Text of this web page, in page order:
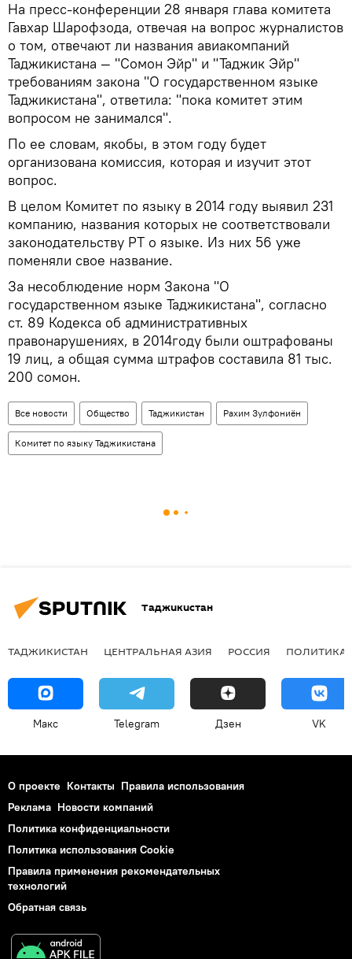
На пресс-конференции 28 января глава комитета
Гавхар Шарофзода, отвечая на вопрос журналистов
о том, отвечают ли названия авиакомпаний
Таджикистана — "Сомон Эйр" и "Таджик Эйр"
требованиям закона "О государственном языке
Таджикистана", ответила: "пока комитет этим
вопросом не занимался".
По ее словам, якобы, в этом году будет
организована комиссия, которая и изучит этот
вопрос.
В целом Комитет по языку в 2014 году выявил 231
компанию, названия которых не соответствовали
законодательству РТ о языке. Из них 56 уже
поменяли свое название.
За несоблюдение норм Закона "О
государственном языке Таджикистана", согласно
ст. 89 Кодекса об административных
правонарушениях, в 2014году были оштрафованы
19 лиц, а общая сумма штрафов составила 81 тыс.
200 сомон.
Все новости Общество Таджикистан Рахим Зулфониён
Комитет по языку Таджикистана
Таджикистан
ТАДЖИКИСТАН ЦЕНТРАЛЬНАЯ АЗИЯ РОССИЯ ПОЛИТИКА
Макс Telegram Дзен VK
О проекте Контакты Правила использования
Реклама Новости компаний
Политика конфиденциальности
Политика использования Cookie
Правила применения рекомендательных
технологий
Обратная связь